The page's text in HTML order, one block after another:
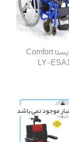
ویلچر برقی ایستا Comfort